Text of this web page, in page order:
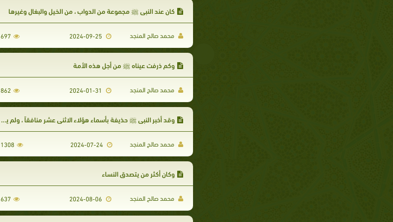
كان عند النبي ﷺ مجموعة من الدواب ، من الخيل والبغال وغيرها
محمد صالح المنجد 2024-09-25
697
وكم ذرفت عيناه ﷺ من أجل هذه الأمة
محمد صالح المنجد 862
وقد أخبر النبى ﷺ حذيفة بأسماء هؤلاء الاثنى عشر منافقاً ، ولم يخبر بأسمائهم أحداً غيره
محمد صالح المنجد 2024-07-24
1308
وكان أكثر من يتصدق النساء
محمد صالح المنجد 2024-08-06
637